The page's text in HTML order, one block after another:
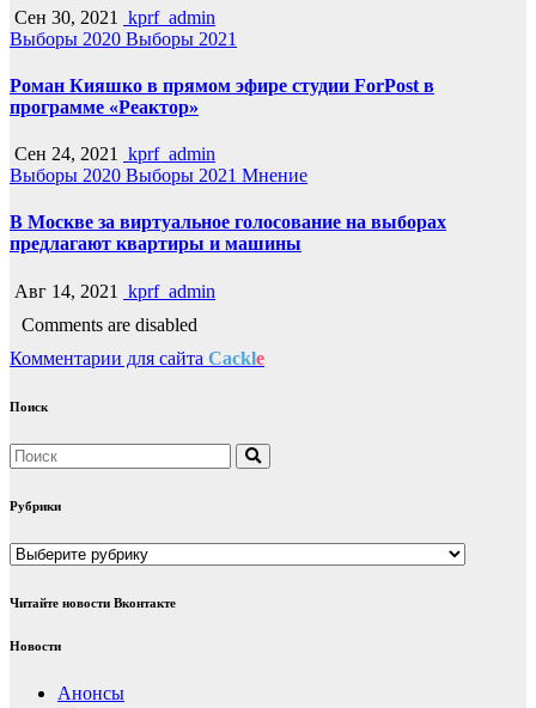
Сен 30, 2021
kprf_admin
Выборы 2020 Выборы 2021
Роман Кияшко в прямом эфире студии ForPost в
программе «Реактор»
Сен 24, 2021
kprf_admin
Выборы 2020 Выборы 2021 Мнение
В Москве за виртуальное голосование на выборах
предлагают квартиры и машины
Авг 14, 2021
kprf_admin
Comments are disabled
Комментарии для сайта Cackle
Поиск
Рубрики
Рубрики
Читайте новости Вконтакте
Новости
Анонсы